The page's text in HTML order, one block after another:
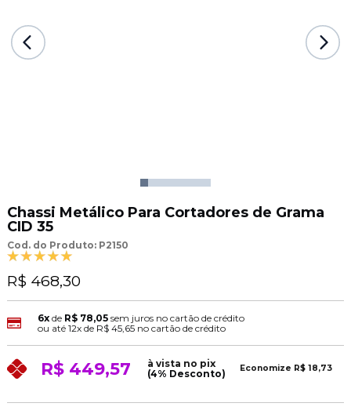
Chassi Metálico Para Cortadores de Grama
CID 35
Cod. do Produto: P2150
R$ 468,30
6xde R$ 78,05 sem juros no cartão de crédito
ou até 12xde R$ 45,65no cartão de crédito
R$ 449,57
à vista no pix
(4% Desconto)
Economize R$ 18,73